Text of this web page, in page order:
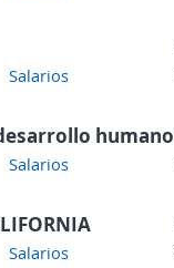
Salarios
humano
Salarios
Salarios